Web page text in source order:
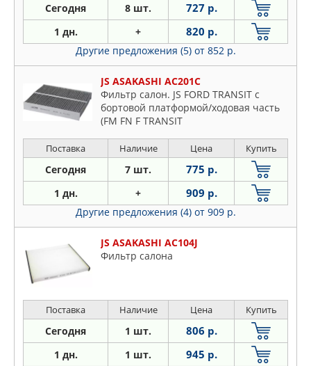
Сегодня 8 шт. 727 р.
1 дн. + 820 р.
Другие предложения (5) от 852 р.
JS ASAKASHI AC201C
Фильтр салон. JS FORD TRANSIT c
бортовой платформой/ходовая часть
(FM FN F TRANSIT
Поставка Наличие Цена Купить
Сегодня 7 шт. 775 р.
1 дн. + 909 р.
Другие предложения (4) от 909 р.
JS ASAKASHI AC104J
Фильтр салона
Поставка Наличие Цена Купить
Сегодня 1 шт. 806 р.
1 дн. 1 шт. 945 р.